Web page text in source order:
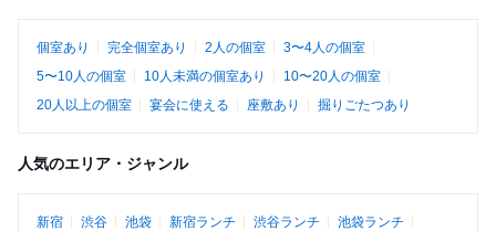
個室あり 完全個室あり 2人の個室
3〜4人の個室
5〜10人の個室
10人未満の個室あり
10〜20人の個室
20人以上の個室
宴会に使える 座敷あり 掘りごたつあり
人気のエリア・ジャンル
新宿 渋谷 池袋 新宿ランチ 渋谷ランチ
池袋ランチ